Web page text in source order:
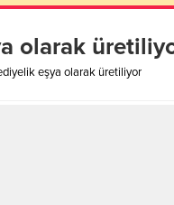
olarak
eşya olarak üretiliyor